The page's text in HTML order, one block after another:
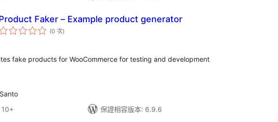
Faker – Example product generator
(0 次評
分)
fake products for WooCommerce for testing and development
10+
保證相容版本: 6.9.6